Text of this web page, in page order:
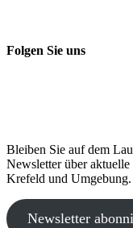
Folgen Sie uns
Bleiben Sie auf dem
Newsletter über
Krefeld und Umgebung.
Newsletter